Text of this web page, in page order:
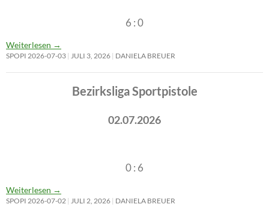
6 : 0
Weiterlesen →
SPOPI 2026-07-03 JULI 3, 2026 DANIELA BREUER
Bezirksliga Sportpistole
02.07.2026
0 : 6
Weiterlesen →
SPOPI 2026-07-02 JULI 2, 2026 DANIELA BREUER